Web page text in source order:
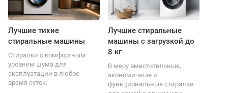
Лучшие тихие
стиральные машины
Стиралки с комфортным
уровнем шума для
эксплуатации в любое
время суток.
Лучшие стиральные
машины с загрузкой до
8 кг
В меру вместительные,
экономичные и
функциональные стиралки